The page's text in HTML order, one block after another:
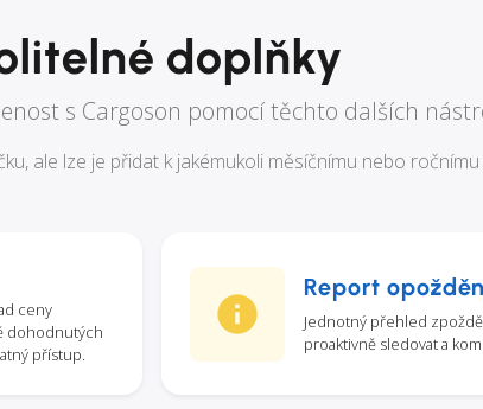
doplňky
s Cargoson pomocí těchto dalších
ale lze je přidat k jakémukoli měsíčnímu nebo
ceny
dohodnutých
přístup.
Report
Jednotný přehled
proaktivně sledovat a